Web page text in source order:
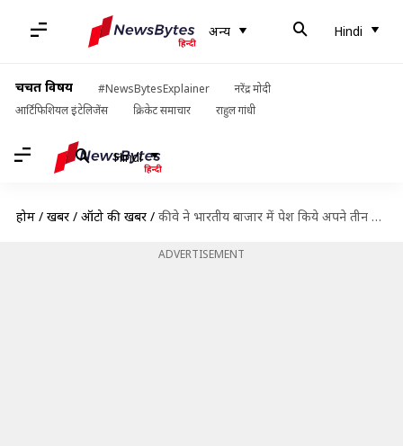
अन्य Hindi
चर्चित विषय #NewsBytesExplainer
नरेंद्र मोदी
आर्टिफिशियल इंटेलिजेंस
क्रिकेट समाचार राहुल गांधी
Hindi
होम / खबरें / ऑटो की खबरें / कीवे ने भारतीय बाजार में पेश किये अपने तीन दोपहिया वाहन, जानिए इनके फीचर्स
ADVERTISEMENT